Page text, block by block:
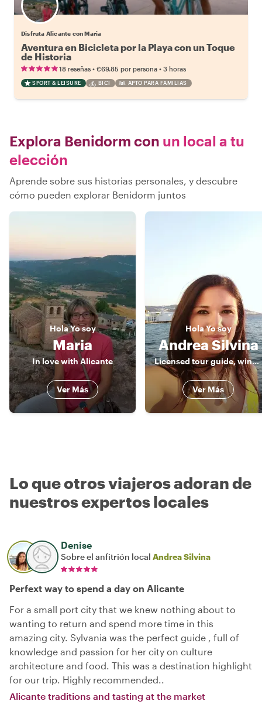
Disfruta Alicante con Maria
Aventura en Bicicleta por la Playa con un Toque
de Historia
18 reseñas • €69.85 por persona • 3 horas
SPORT & LEISURE BICI APTO PARA FAMILIAS
Explora Benidorm con un local a tu
elección
Aprende sobre sus historias personales, y descubre
cómo pueden explorar Benidorm juntos
HolaYo soy
Maria
In love with Alicante
Ver Más
HolaYo soy
Andrea Silvina
Licensed tour guide, wine lover & foodie
Ver Más
Lo que otros viajeros adoran de
nuestros expertos locales
Denise
Sobre el anfitrión local Andrea Silvina
Perfext way to spend a day on Alicante
For a small port city that we knew nothing about to
wanting to return and spend more time in this
amazing city. Sylvania was the perfect guide , full of
knowledge and passion for her city on culture
architecture and food. This was a destination highlight
for our trip. Highly recommended..
Alicante traditions and tasting at the market